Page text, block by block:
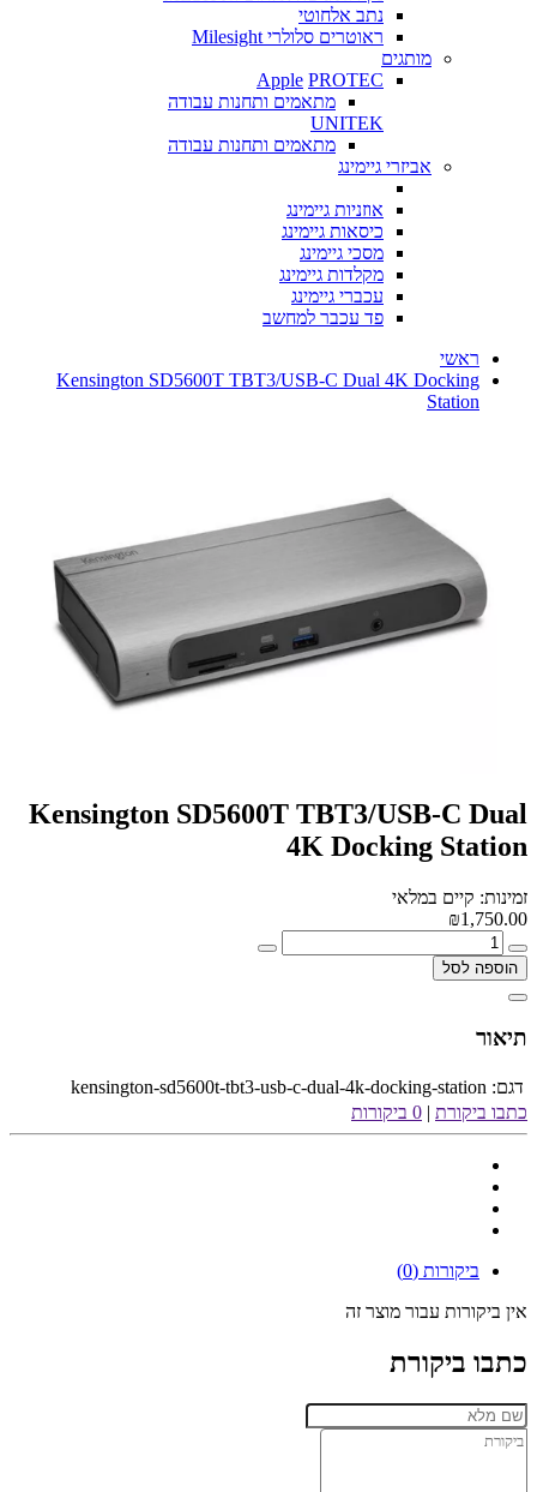
נתב אלחוטי
ראוטרים סלולרי Milesight
מותגים
Apple PROTEC
מתאמים ותחנות עבודה
UNITEK
מתאמים ותחנות עבודה
אביזרי גיימינג
אוזניות גיימינג
כיסאות גיימינג
מסכי גיימינג
מקלדות גיימינג
עכברי גיימינג
פד עכבר למחשב
ראשי
Kensington SD5600T TBT3/USB-C Dual 4K Docking
Station
Kensington SD5600T TBT3/USB-C Dual
4K Docking Station
זמינות: קיים במלאי
₪1,750.00
הוספה לסל
תיאור
דגם: kensington-sd5600t-tbt3-usb-c-dual-4k-docking-station
כתבו ביקורת | 0 ביקורות
ביקורות (0)
אין ביקורות עבור מוצר זה
כתבו ביקורת